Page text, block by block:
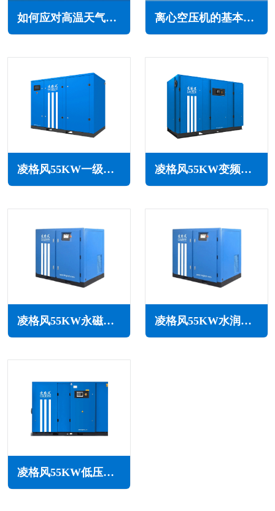
如何应对高温天气对空压机的影响(夏季空压机使用注意事项) 离心空压机的基本结构与工作原理(工作流程与优势特点)
凌格风55KW一级能效永磁变频空压机LCH系列 凌格风55KW变频空压机LSV系列
凌格风55KW永磁变频无油水润滑空压机LSW PM系列 凌格风55KW水润滑无油空压机LSW系列
凌格风55KW低压空压机LS LP系列